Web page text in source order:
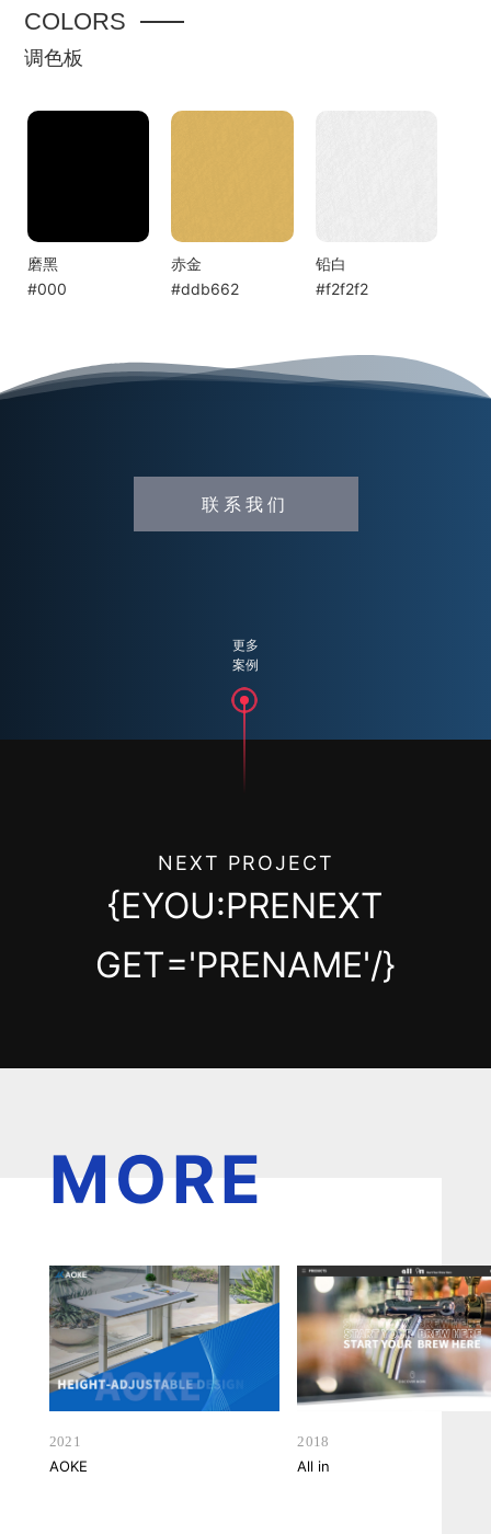
COLORS
调色板
磨黑
#000
赤金
#ddb662
铅白
#f2f2f2
联系我们
更多
案例
NEXT PROJECT
{EYOU:PRENEXT
GET='PRENAME'/}
MORE
2021
AOKE
2018
All in